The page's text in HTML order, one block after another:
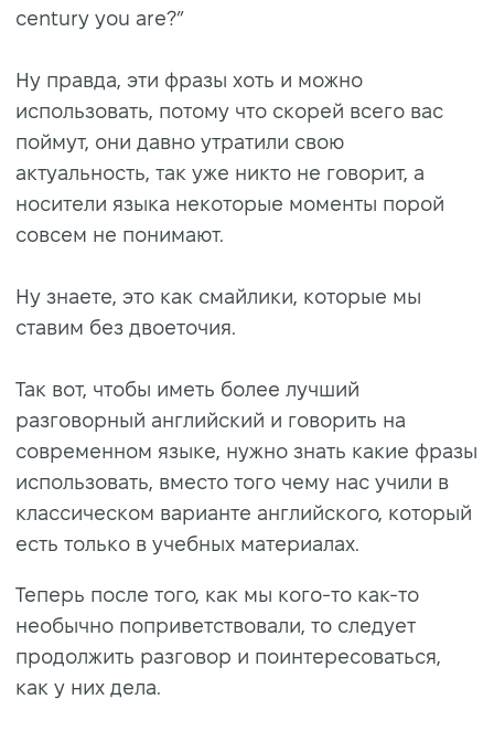
century you are?”
Ну правда, эти фразы хоть и можно
использовать, потому что скорей всего вас
поймут, они давно утратили свою
актуальность, так уже никто не говорит, а
носители языка некоторые моменты порой
совсем не понимают.
Ну знаете, это как смайлики, которые мы
ставим без двоеточия.
Так вот, чтобы иметь более лучший
разговорный английский и говорить на
современном языке, нужно знать какие фразы
использовать, вместо того чему нас учили в
классическом варианте английского, который
есть только в учебных материалах.
Теперь после того, как мы кого-то как-то
необычно поприветствовали, то следует
продолжить разговор и поинтересоваться,
как у них дела.